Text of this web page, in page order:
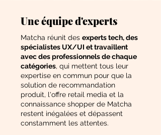
Une équipe d'experts
Matcha réunit des experts tech, des
spécialistes UX/UI et travaillent
avec des professionnels de chaque
catégories, qui mettent tous leur
expertise en commun pour que la
solution de recommandation
produit, l'offre retail media et la
connaissance shopper de Matcha
restent inégalées et dépassent
constamment les attentes.